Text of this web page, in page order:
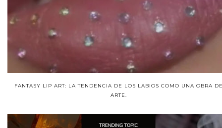
FANTASY LIP ART: LA TENDENCIA DE LOS LABIOS COMO UNA OBRA
ARTE.